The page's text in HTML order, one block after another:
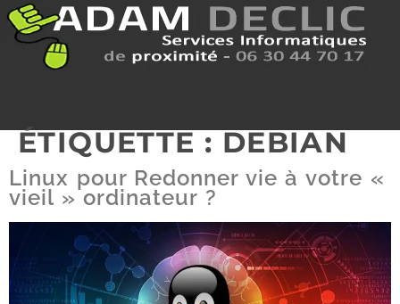
ÉTIQUETTE :DEBIAN
Linux pour Redonner vie à votre «
vieil » ordinateur ?